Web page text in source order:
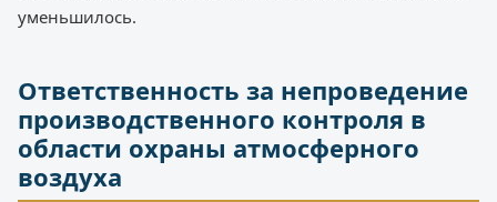
уменьшилось.
Ответственность за непроведение
производственного контроля в
области охраны атмосферного
воздуха